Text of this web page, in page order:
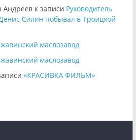
Андреевк записи Руководитель
Силин побывал в Троицкой
маслозавод
маслозавод
«КРАСИВКА ФИЛЬМ»